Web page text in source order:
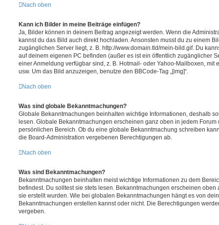
Nach oben
Kann ich Bilder in meine Beiträge einfügen?
Ja, Bilder können in deinem Beitrag angezeigt werden. Wenn die
kannst du das Bild auch direkt hochladen. Ansonsten musst du zu einem
zugänglichen Server liegt, z. B. http://www.domain.tld/mein-bild.gif. Du
auf deinem eigenen PC befinden (außer es ist ein öffentlich zugänglicher
einer Anmeldung verfügbar sind, z. B. Hotmail- oder Yahoo-Mailboxen, mit
usw. Um das Bild anzuzeigen, benutze den BBCode-Tag „[img]“.
Nach oben
Was sind globale Bekanntmachungen?
Globale Bekanntmachungen beinhalten wichtige Informationen, deshalb
lesen. Globale Bekanntmachungen erscheinen ganz oben in jedem
persönlichen Bereich. Ob du eine globale Bekanntmachung schreiben
die Board-Administration vergebenen Berechtigungen ab.
Nach oben
Was sind Bekanntmachungen?
Bekanntmachungen beinhalten meist wichtige Informationen zu dem
befindest. Du solltest sie stets lesen. Bekanntmachungen erscheinen oben
sie erstellt wurden. Wie bei globalen Bekanntmachungen hängt es von
Bekanntmachungen erstellen kannst oder nicht. Die Berechtigungen
vergeben.